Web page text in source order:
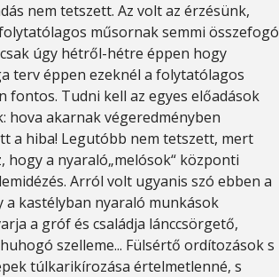
nem tetszett. Az volt az érzésünk,
műsornak semmi összefogó
úgy hétről-hétre éppen hogy
terv éppen ezeknél a folytatólagos
fontos. Tudni kell az egyes előadások
hova akarnak végeredményben
a hiba! Legutóbb nem tetszett, mert
hogy a nyaraló„melósok“ központi
Arról volt ugyanis szó ebben a
a kastélyban nyaraló munkások
a gróf és családja lánccsörgető,
szelleme... Fülsértő ordítozások s
túlkarikírozása értelmetlenné, s